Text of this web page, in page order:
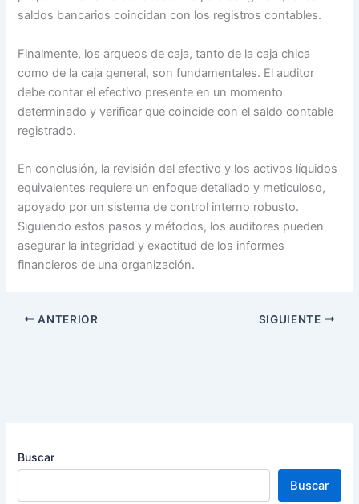
saldos bancarios coincidan con los registros contables.
Finalmente, los arqueos de caja, tanto de la caja chica
como de la caja general, son fundamentales. El auditor
debe contar el efectivo presente en un momento
determinado y verificar que coincide con el saldo contable
registrado.
En conclusión, la revisión del efectivo y los activos líquidos
equivalentes requiere un enfoque detallado y meticuloso,
apoyado por un sistema de control interno robusto.
Siguiendo estos pasos y métodos, los auditores pueden
asegurar la integridad y exactitud de los informes
financieros de una organización.
ANTERIOR SIGUIENTE
Buscar
Buscar